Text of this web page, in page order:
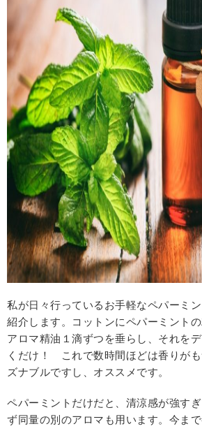
私が日々行っているお手軽なペパーミ
紹介します。コットンにペパーミント
アロマ精油１滴ずつを垂らし、それを
くだけ！ これで数時間ほどは香りが
ズナブルですし、オススメです。
ペパーミントだけだと、清涼感が強す
ず同量の別のアロマも用います。今ま